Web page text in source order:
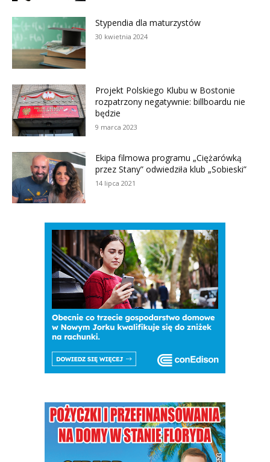
Stypendia dla maturzystów
30 kwietnia 2024
Projekt Polskiego Klubu w Bostonie
rozpatrzony negatywnie: billboardu nie
będzie
9 marca 2023
Ekipa filmowa programu „Ciężarówką
przez Stany” odwiedziła klub „Sobieski”
14 lipca 2021